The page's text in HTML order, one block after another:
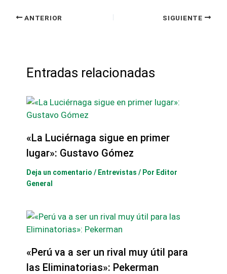
ANTERIOR SIGUIENTE
Entradas relacionadas
«La Luciérnaga sigue en primer
lugar»: Gustavo Gómez
Deja un comentario / Entrevistas / Por Editor
General
«Perú va a ser un rival muy útil para
las Eliminatorias»: Pekerman